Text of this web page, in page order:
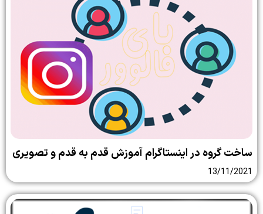
ساخت گروه در اینستاگرام آموزش قدم به قدم و تصویری
13/11/2021